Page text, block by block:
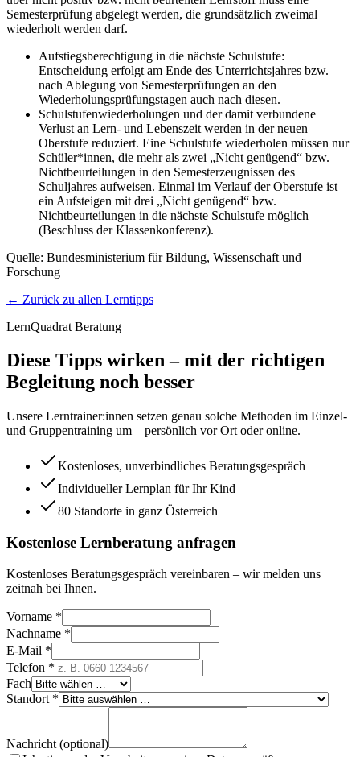
Semesterprüfung abgelegt werden, die grundsätzlich zweimal
wiederholt werden darf.
Aufstiegsberechtigung in die nächste Schulstufe:
Entscheidung erfolgt am Ende des Unterrichtsjahres bzw.
nach Ablegung von Semesterprüfungen an den
Wiederholungsprüfungstagen auch nach diesen.
Schulstufenwiederholungen und der damit verbundene
Verlust an Lern- und Lebenszeit werden in der neuen
Oberstufe reduziert. Eine Schulstufe wiederholen müssen nur
Schüler*innen, die mehr als zwei „Nicht genügend“ bzw.
Nichtbeurteilungen in den Semesterzeugnissen des
Schuljahres aufweisen. Einmal im Verlauf der Oberstufe ist
ein Aufsteigen mit drei „Nicht genügend“ bzw.
Nichtbeurteilungen in die nächste Schulstufe möglich
(Beschluss der Klassenkonferenz).
Quelle: Bundesministerium für Bildung, Wissenschaft und
Forschung
← Zurück zu allen Lerntipps
LernQuadrat Beratung
Diese Tipps wirken – mit der richtigen
Begleitung noch besser
Unsere Lerntrainer:innen setzen genau solche Methoden im Einzel-
und Gruppentraining um – persönlich vor Ort oder online.
Kostenloses, unverbindliches Beratungsgespräch
Individueller Lernplan für Ihr Kind
80 Standorte in ganz Österreich
Kostenlose Lernberatung anfragen
Kostenloses Beratungsgespräch vereinbaren – wir melden uns
zeitnah bei Ihnen.
Vorname *
Nachname *
E-Mail *
Telefon *
Fach
Standort *
Nachricht (optional)